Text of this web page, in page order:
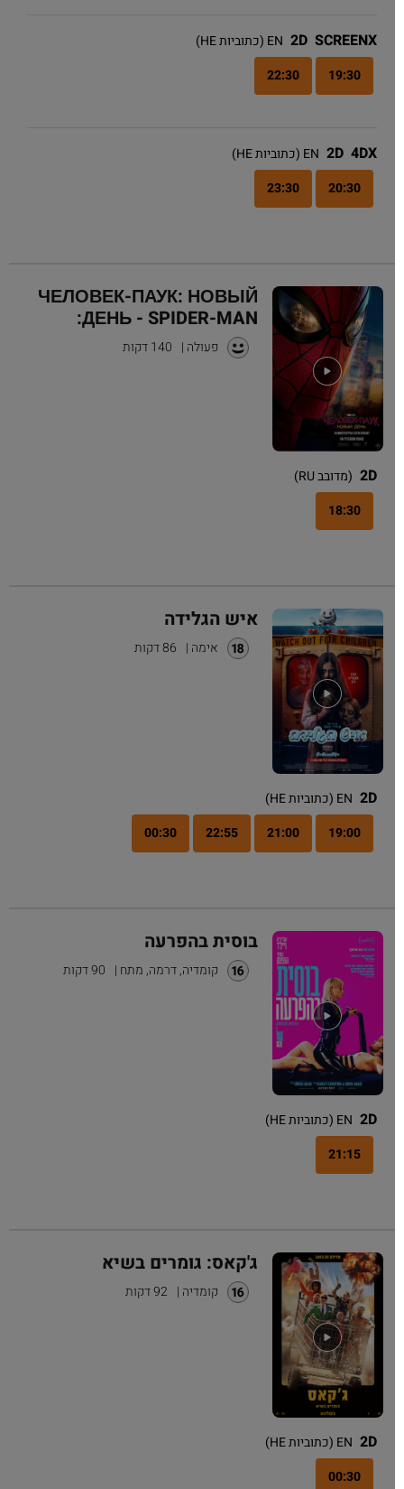
SCREENX
2D EN (כתוביות HE)
19:30
22:30
4DX
2D EN (כתוביות HE)
20:30
23:30
ЧЕЛОВЕК-ПАУК: НОВЫЙ
ДЕНЬ - SPIDER-MAN:
פעולה| 140 דקות
2D (מדובב RU)
18:30
איש הגלידה
אימה| 86 דקות
2D EN (כתוביות HE)
19:00
21:00
22:55
00:30
בוסית בהפרעה
קומדיה, דרמה, מתח| 90 דקות
2D EN (כתוביות HE)
21:15
ג'קאס: גומרים בשיא
קומדיה| 92 דקות
2D EN (כתוביות HE)
00:30